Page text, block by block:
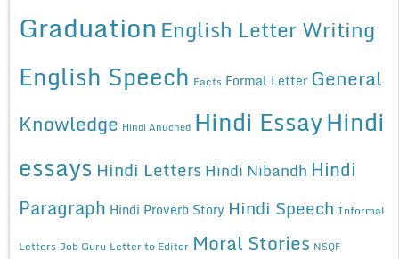
Graduation English Letter Writing
English Speech Facts Formal Letter General
Knowledge Hindi Anuched Hindi EssayHindi
essays Hindi Letters Hindi Nibandh Hindi
Paragraph Hindi Proverb Story Hindi Speech Informal
Letters Job Guru Letter to Editor Moral Stories NSQF